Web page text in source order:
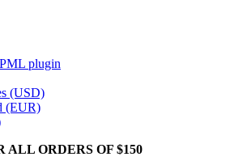
plugin
(USD)
(EUR)
ALL ORDERS OF $150